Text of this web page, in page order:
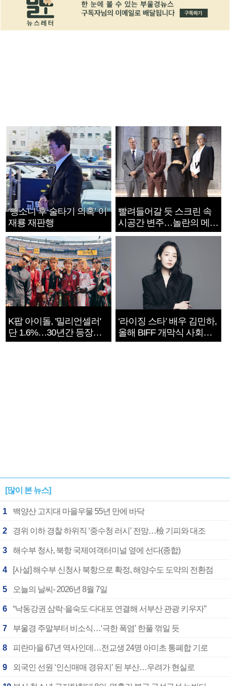
‘뺑소니 후 술타기 의혹’ 이
재룡 재판행
빨려들어갈 듯 스크린 속
시공간 변주…놀란의 메시
지는 ‘전쟁 속죄’
K팝 아이돌, '밀리언셀러'
단 1.6%…30년간 등장
1182개팀 전수조사
‘라이징 스타’ 배우 김민하,
올해 BIFF 개막식 사회자
확정
[많이 본 뉴스]
1 백양산 고지대 마을우물 55년 만에 바닥
2 경위 이하 경찰 하위직 ‘중수청 러시’ 전망…檢 기피와 대조
3 해수부 청사, 북항 국제여객터미널 옆에 선다(종합)
4 [사설] 해수부 신청사 북항으로 확정, 해양수도 도약의 전환점
5 오늘의 날씨- 2026년 8월 7일
6 “낙동강권 삼락·을숙도·다대포 연결해 서부산 관광 키우자”
7 부울경 주말부터 비소식…‘극한 폭염’ 한풀 꺾일 듯
8 피란마을 67년 역사인데…전교생 24명 아미초 통폐합 기로
9 외국인 선원 ‘인신매매 경유지’ 된 부산…우려가 현실로